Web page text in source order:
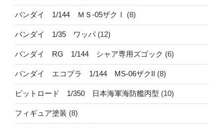
バンダイ 1/144 ＭＳ-05ザクⅠ (8)
バンダイ 1/35 ワッパ(12)
バンダイ RG 1/144 シャア専用ズゴック (6)
バンダイ エコプラ 1/144 MS-06ザクII (8)
ピットロード 1/350 日本海軍海防艦丙型 (10)
フィギュア塗装 (8)